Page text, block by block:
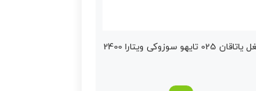
025 تایهو سوزوکی ویتارا 2400